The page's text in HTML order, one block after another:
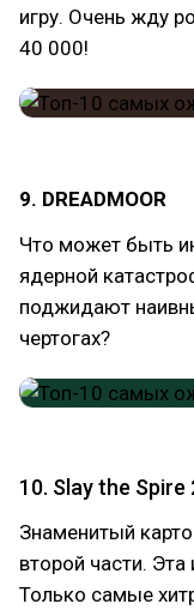
игру. Очень жду
40 000!
9. DREADMOOR
Что может быть
ядерной
поджидают
чертогах?
10. Slay the Spire
Знаменитый
второй части. Эта
Только самые